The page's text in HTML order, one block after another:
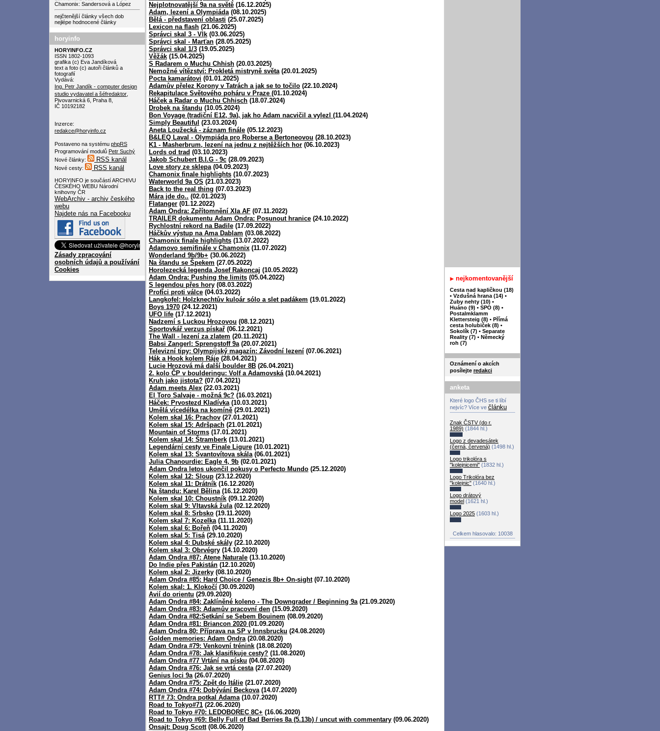
Chamonix: Sandersová a López
nejčtenější články všech dob
nejlépe hodnocené články
horyinfo
HORYINFO.CZ
ISSN 1802-1093
grafika (c) Eva Jandíková
text a foto (c) autoři článků a
fotografií
Vydává:
Ing. Petr Jandík - computer design
studio vydavatel a šéfredaktor
Pivovarnická 6, Praha 8,
IČ 10192182
Inzerce:
redakce@horyinfo.cz
Postaveno na systému phpRS
Programování modulů Petr Suchý
Nové články:
RSS kanál
Nové cesty: RSS kanál
HORYINFO je součástí ARCHIVU
ČESKÉHO WEBU Národní
knihovny ČR
WebArchiv - archiv českého
webu
Najdete nás na Facebooku
Zásady zpracování
osobních údajů a používání
Cookies
Nejplotnovatější 9a na světě (16.12.2025)
Adam, lezení a Olympiáda(08.10.2025)
Bělá - představení oblasti (25.07.2025)
Lexicon na flash (21.06.2025)
Správci skal 3 - Vlk (03.06.2025)
Správci skal - Marťan (28.05.2025)
Správci skal 1/3 (19.05.2025)
Věžák (15.04.2025)
S Radarem o Muchu Chhish (20.03.2025)
Nemožné vítězství: Prokletá mistryně světa(20.01.2025)
Pocta kamarátovi (01.01.2025)
Adamův přelez Korony v Tatrách a jak se to točilo (22.10.2024)
Rekapitulace Světového poháru v Praze (01.10.2024)
Háček a Radar o Muchu Chhisch (18.07.2024)
Drobek na štandu (10.05.2024)
Bon Voyage (tradiční E12, 9a), jak ho Adam nacvičil a vylezl (11.04.2024)
Simply Beautiful (23.03.2024)
Aneta Loužecká - záznam finále (05.12.2023)
B&LEQ Laval - Olympiáda pro Roberse a Bertoneovou (28.10.2023)
K1 - Masherbrum, lezení na jednu z nejtěžších hor (06.10.2023)
Lords od trad (03.10.2023)
Jakob Schubert B.I.G - 9c (28.09.2023)
Love story ze sklepa(04.09.2023)
Chamonix finale highlights (10.07.2023)
Waterworld 9a OS (21.03.2023)
Back to the real thing (07.03.2023)
Mára jde do.. (02.01.2023)
Flatanger (01.12.2022)
Adam Ondra: Zpřítomnění XIa AF (07.11.2022)
TRAILER dokumentu Adam Ondra: Posunout hranice (24.10.2022)
Rychlostní rekord na Badile (17.09.2022)
Háčkův výstup na Ama Dablam (03.08.2022)
Chamonix finale highlights (13.07.2022)
Adamovo semifinále v Chamonix (11.07.2022)
Wonderland 9b/9b+ (30.06.2022)
Na štandu se Špekem (27.05.2022)
Horolezecká legenda Josef Rakoncaj (10.05.2022)
Adam Ondra: Pushing the limits (05.04.2022)
S legendou přes hory (08.03.2022)
Profíci proti válce (04.03.2022)
Langkofel: Holzknechtův kuloár sólo a slet padákem (19.01.2022)
Boys 1970 (24.12.2021)
UFO life (17.12.2021)
Nadzemí s Luckou Hrozovou (08.12.2021)
Sportovkář verzus pískař (06.12.2021)
The Wall - lezení za zlatem (20.11.2021)
Babsi Zangerl: Sprengstoff 9a(20.07.2021)
Televizní tipy: Olympijský magazín: Závodní lezení (07.06.2021)
Hák a Hook kolem Ráje (28.04.2021)
Lucie Hrozová má další boulder 8B (26.04.2021)
2. kolo ČP v boulderingu: Volf a Adamovská(10.04.2021)
Kruh jako jistota? (07.04.2021)
Adam meets Alex (22.03.2021)
El Toro Salvaje - možná 9c? (16.03.2021)
Háček: Prvostezd Kladívka(10.03.2021)
Umělá vícedélka na komíně (29.01.2021)
Kolem skal 16: Prachov (27.01.2021)
Kolem skal 15: Adršpach (21.01.2021)
Mountain of Storms (17.01.2021)
Kolem skal 14: Štramberk (13.01.2021)
Legendární cesty ve Finale Ligure (10.01.2021)
Kolem skal 13: Svantovítova skála(06.01.2021)
Julia Chanourdie: Eagle 4, 9b (02.01.2021)
Adam Ondra letos ukončil pokusy o Perfecto Mundo (25.12.2020)
Kolem skal 12: Sloup (23.12.2020)
Kolem skal 11: Drátník (16.12.2020)
Na štandu: Karel Bělina(16.12.2020)
Kolem skal 10: Choustník (09.12.2020)
Kolem skal 9: Vltavská žula(02.12.2020)
Kolem skal 8: Srbsko (19.11.2020)
Kolem skal 7: Kozelka(11.11.2020)
Kolem skal 6: Bořeň (04.11.2020)
Kolem skal 5: Tisá(29.10.2020)
Kolem skal 4: Dubské skály (22.10.2020)
Kolem skal 3: Obrvégry (14.10.2020)
Adam Ondra #87: Atene Naturale (13.10.2020)
Do Indie přes Pakistán (12.10.2020)
Kolem skal 2: Jizerky (08.10.2020)
Adam Ondra #85: Hard Choice / Genezis 8b+ On-sight(07.10.2020)
Kolem skal: 1. Klokočí (30.09.2020)
Avií do orientu (29.09.2020)
Adam Ondra #84: Zaklíněné koleno - The Downgrader / Beginning 9a(21.09.2020)
Adam Ondra #83: Adamův pracovní den (15.09.2020)
Adam Ondra #82:Setkání se Sebem Bouinem (08.09.2020)
Adam Ondra #81: Briancon 2020 (01.09.2020)
Adam Ondra 80: Příprava na SP v Innsbrucku (24.08.2020)
Golden memories: Adam Ondra(20.08.2020)
Adam Ondra #79: Venkovní trénink (18.08.2020)
Adam Ondra #78: Jak klasifikuje cesty? (11.08.2020)
Adam Ondra #77 Vrtání na písku (04.08.2020)
Adam Ondra #76: Jak se vrtá cesta(27.07.2020)
Genius loci 9a(26.07.2020)
Adam Ondra #75: Zpět do Itálie (21.07.2020)
Adam Ondra #74: Dobývání Beckova(14.07.2020)
RTT# 73: Ondra potkal Adama(10.07.2020)
Road to Tokyo#71 (22.06.2020)
Road to Tokyo #70: LEDOBOREC 8C+ (16.06.2020)
Road to Tokyo #69: Belly Full of Bad Berries 8a (5.13b) / uncut with commentary (09.06.2020)
Onsajt: Doug Scott(08.06.2020)
nejkomentovanější
Cesta nad kapličkou (18)
• Vzdušná hrana (14) •
Zuby nehty (10) •
Huáno (9) • SPO (8) •
Postalmklamm
Klettersteig (8) • Přímá
cesta holubiček (8) •
Sokolík (7) • Separate
Reality (7) • Německý
roh (7)
Oznámení o akcích
posílejte redakci
anketa
Které logo ČHS se ti líbí
nejvíc? Více ve článku
Znak ČSTV (do r.
1989) (1844 hl.)
Logo z devadesátek
(černá, červená) (1498 hl.)
Logo trikolóra s
"kolejnicemi" (1832 hl.)
Logo Trikolóra bez
"kolejnic" (1640 hl.)
Logo drátový
model (1621 hl.)
Logo 2025 (1603 hl.)
Celkem hlasovalo: 10038